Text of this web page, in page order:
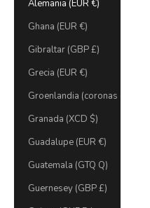
Alemania (EUR €)
Ghana (EUR €)
Gibraltar (GBP £)
Grecia (EUR €)
Groenlandia (coronas
Granada (XCD $)
Guadalupe (EUR €)
Guatemala (GTQ Q)
Guernesey (GBP £)